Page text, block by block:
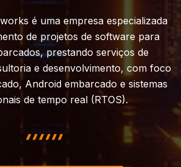
é uma empresa especializada
de projetos de software para
prestando serviços de
e desenvolvimento, com foco
Android embarcado e sistemas
de tempo real (RTOS).
highlight shape